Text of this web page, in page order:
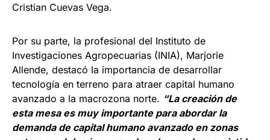
Cristian Cuevas Vega.
Por su parte, la profesional del Instituto de
Investigaciones Agropecuarias (INIA), Marjorie
Allende, destacó la importancia de desarrollar
tecnología en terreno para atraer capital humano
avanzado a la macrozona norte. “La creación de
esta mesa es muy importante para abordar la
demanda de capital humano avanzado en zonas